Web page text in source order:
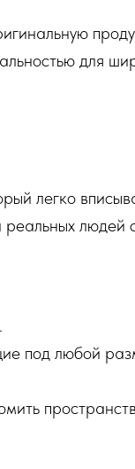
для
легко
людей
под любой